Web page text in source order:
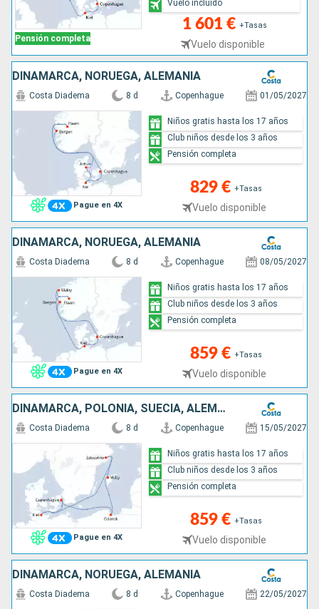
Pensión completa
1 601 € +Tasas
Vuelo disponible
Vuelo incluido
DINAMARCA, NORUEGA, ALEMANIA
Pague en 4X
Costa Diadema 8 d Copenhague 01/05/2027
829 € +Tasas
Vuelo disponible
Niños gratis hasta los 17 años
Club niños desde los 3 años
Pensión completa
DINAMARCA, NORUEGA, ALEMANIA
Pague en 4X
Costa Diadema 8 d Copenhague 08/05/2027
859 € +Tasas
Vuelo disponible
Niños gratis hasta los 17 años
Club niños desde los 3 años
Pensión completa
DINAMARCA, POLONIA, SUECIA, ALEMANIA
Pague en 4X
Costa Diadema 8 d Copenhague 15/05/2027
859 € +Tasas
Vuelo disponible
Niños gratis hasta los 17 años
Club niños desde los 3 años
Pensión completa
DINAMARCA, NORUEGA, ALEMANIA
Costa Diadema 8 d Copenhague 22/05/2027